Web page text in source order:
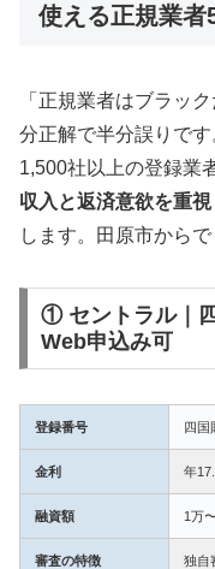
使える正規業者
「正規業者はブラッ
分正解で半分誤りで
1,500社以上の登録業
収入と返済意欲を重
します。田原市から
① セントラル｜
Web申込み可
登録番号 四国
金利 年
融資額 1万
審査の特徴 独自